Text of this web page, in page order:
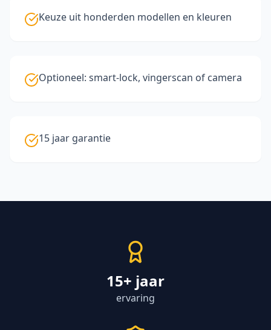
Keuze uit honderden modellen en kleuren
Optioneel: smart-lock, vingerscan of camera
15 jaar garantie
15+ jaar
ervaring